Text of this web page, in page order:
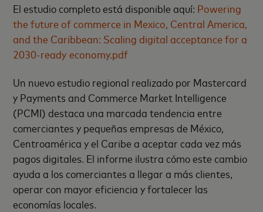
El estudio completo está disponible aquí: Powering
the future of commerce in Mexico, Central America,
and the Caribbean: Scaling digital acceptance for a
2030-ready economy.pdf
Un nuevo estudio regional realizado por Mastercard
y Payments and Commerce Market Intelligence
(PCMI) destaca una marcada tendencia entre
comerciantes y pequeñas empresas de México,
Centroamérica y el Caribe a aceptar cada vez más
pagos digitales. El informe ilustra cómo este cambio
ayuda a los comerciantes a llegar a más clientes,
operar con mayor eficiencia y fortalecer las
economías locales.